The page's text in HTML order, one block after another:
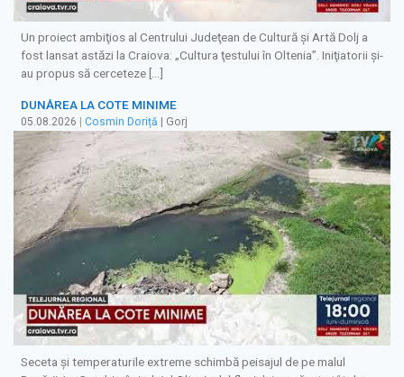
Un proiect ambiţios al Centrului Judeţean de Cultură şi Artă Dolj a
fost lansat astăzi la Craiova: „Cultura ţestului în Oltenia”. Iniţiatorii şi-
au propus să cerceteze […]
DUNĂREA LA COTE MINIME
05.08.2026 | Cosmin Doriță | Gorj
Seceta și temperaturile extreme schimbă peisajul de pe malul